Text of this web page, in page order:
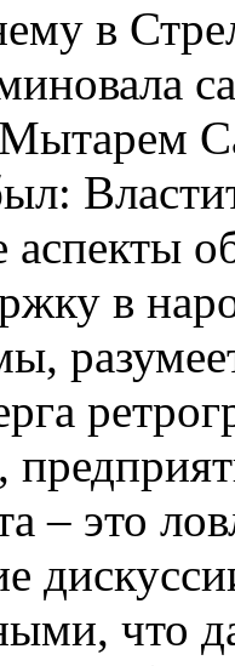
в
в
– это
что